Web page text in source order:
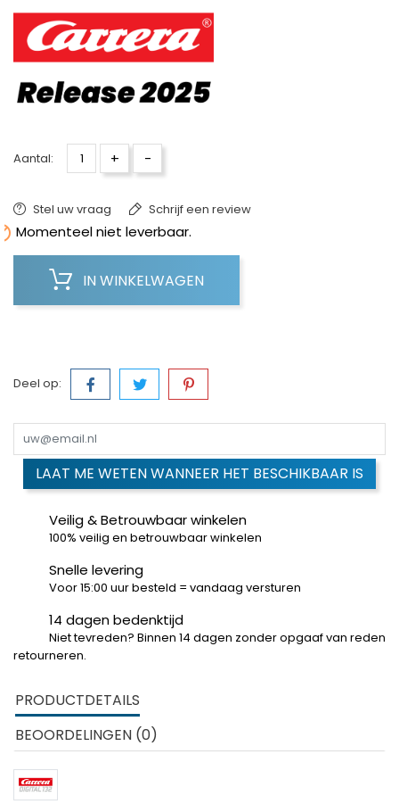
Aantal: + -
Stel uw vraag Schrijf een review
Momenteel niet leverbaar.
IN WINKELWAGEN
Deel op:
LAAT ME WETEN WANNEER HET BESCHIKBAAR IS
Veilig & Betrouwbaar winkelen
100% veilig en betrouwbaar winkelen
Snelle levering
Voor 15:00 uur besteld = vandaag versturen
14 dagen bedenktijd
Niet tevreden? Binnen 14 dagen zonder opgaaf van reden
retourneren.
PRODUCTDETAILS
BEOORDELINGEN (0)